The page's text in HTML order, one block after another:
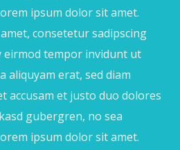
ipsum dolor sit amet.
consetetur sadipscing
eirmod tempor invidunt ut
aliquyam erat, sed diam
accusam et justo duo dolores
gubergren, no sea
ipsum dolor sit amet.